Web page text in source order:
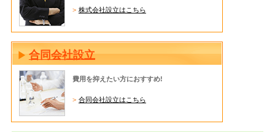
株式会社設立はこちら
合同会社設立
費用を抑えたい方におすすめ!
合同会社設立はこちら